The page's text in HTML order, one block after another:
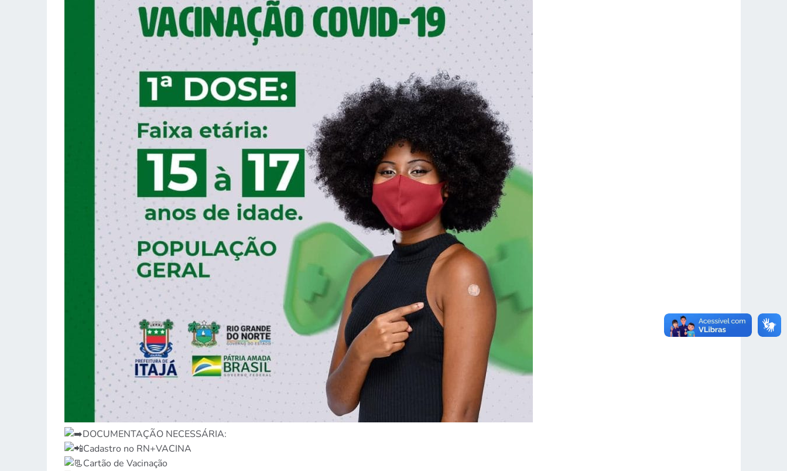
DOCUMENTAÇÃO NECESSÁRIA:
Cadastro no RN+VACINA
Cartão de Vacinação